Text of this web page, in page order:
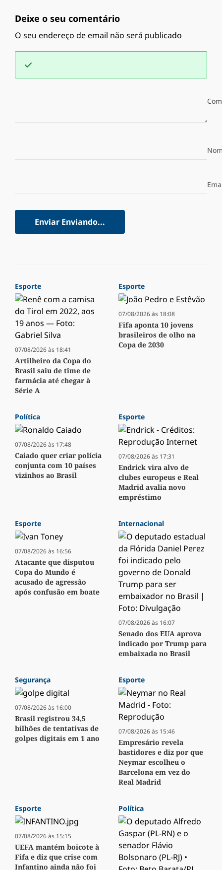
Deixe o seu comentário
O seu endereço de email não será publicado
Enviar Enviando...
Esporte
07/08/2026 às 18:41
Artilheiro da Copa do
Brasil saiu de time de
farmácia até chegar à
Série A
Esporte
07/08/2026 às 18:08
Fifa aponta 10 jovens
brasileiros de olho na
Copa de 2030
Política
07/08/2026 às 17:48
Caiado quer criar polícia
conjunta com 10 países
vizinhos ao Brasil
Esporte
07/08/2026 às 17:31
Endrick vira alvo de
clubes europeus e Real
Madrid avalia novo
empréstimo
Esporte
07/08/2026 às 16:56
Atacante que disputou
Copa do Mundo é
acusado de agressão
após confusão em boate
Internacional
07/08/2026 às 16:07
Senado dos EUA aprova
indicado por Trump para
embaixada no Brasil
Segurança
07/08/2026 às 16:00
Brasil registrou 34,5
bilhões de tentativas de
golpes digitais em 1 ano
Esporte
07/08/2026 às 15:46
Empresário revela
bastidores e diz por que
Neymar escolheu o
Barcelona em vez do
Real Madrid
Esporte
07/08/2026 às 15:15
UEFA mantém boicote à
Fifa e diz que crise com
Infantino ainda não foi
Política